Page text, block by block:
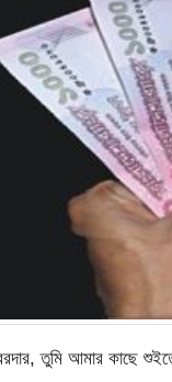
তুমি আমার কাছে